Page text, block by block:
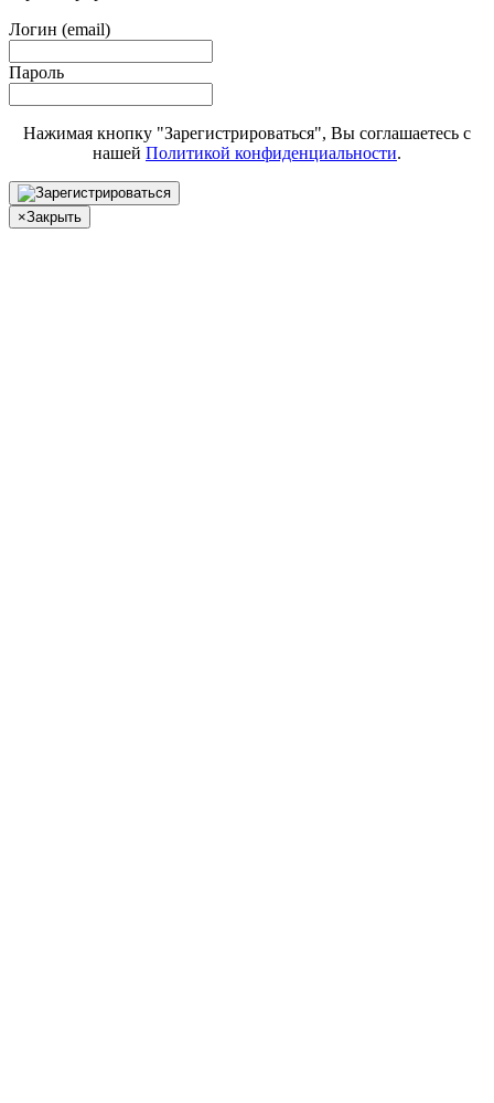
Логин (email)
Пароль
Нажимая кнопку "Зарегистрироваться", Вы соглашаетесь с
нашей Политикой конфиденциальности.
×Закрыть